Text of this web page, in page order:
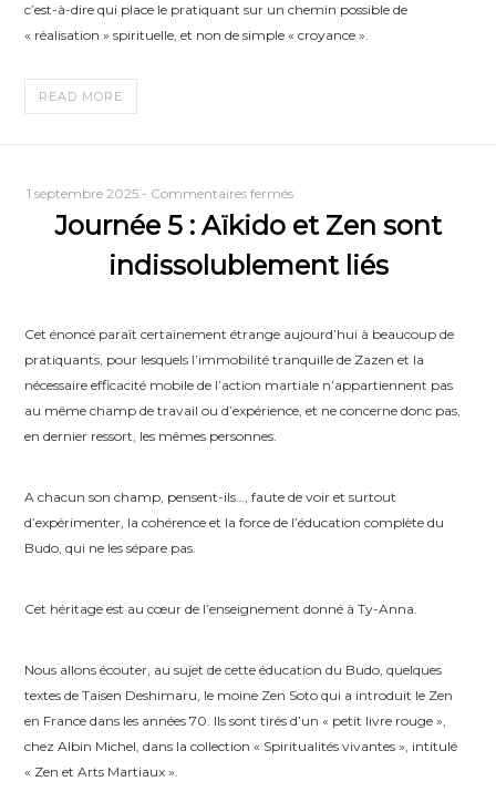
c’est-à-dire qui place le pratiquant sur un chemin possible de
« réalisation » spirituelle, et non de simple « croyance ».
READ MORE
1 septembre 2025 - Commentaires ferméssur
Journée
:
Zen
sont
indissolublement
liés
Journée 5 : Aïkido et Zen sont
indissolublement liés
Cet énoncé paraît certainement étrange aujourd’hui à beaucoup de
pratiquants, pour lesquels l’immobilité tranquille de Zazen et la
nécessaire efficacité mobile de l’action martiale n’appartiennent pas
au même champ de travail ou d’expérience, et ne concerne donc pas,
en dernier ressort, les mêmes personnes.
A chacun son champ, pensent-ils…, faute de voir et surtout
d’expérimenter, la cohérence et la force de l’éducation complète du
Budo, qui ne les sépare pas.
Cet héritage est au cœur de l’enseignement donné à Ty-Anna.
Nous allons écouter, au sujet de cette éducation du Budo, quelques
textes de Taisen Deshimaru, le moine Zen Soto qui a introduit le Zen
en France dans les années 70. Ils sont tirés d’un « petit livre rouge »,
chez Albin Michel, dans la collection « Spiritualités vivantes », intitulé
« Zen et Arts Martiaux ».